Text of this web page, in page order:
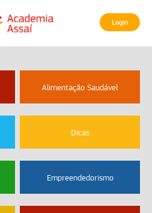
Login
Alimentação Saudável
Dicas
Empreendedorismo